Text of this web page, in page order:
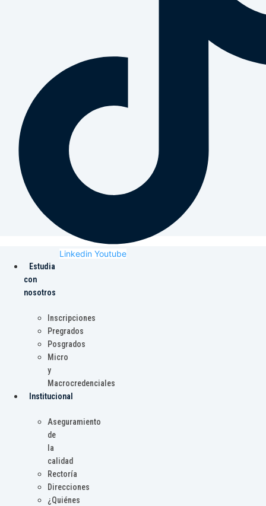
Linkedin Youtube
Estudia
con
nosotros
Inscripciones
Pregrados
Posgrados
Micro
y
Macrocredenciales
Institucional
Aseguramiento
de
la
calidad
Rectoría
Direcciones
¿Quiénes